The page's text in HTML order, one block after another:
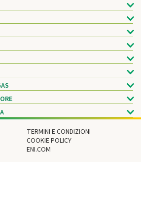
TERMINI E CONDIZIONI
COOKIE POLICY
ENI.COM